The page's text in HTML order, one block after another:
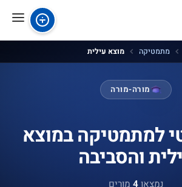
מתמטיקה מוצא עילית
מורה-מורה
למתמטיקה במוצא
והסביבה
נמצאו4 מורים